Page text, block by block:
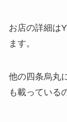
お店の詳細は
ます。
他の四条烏丸
も載っている